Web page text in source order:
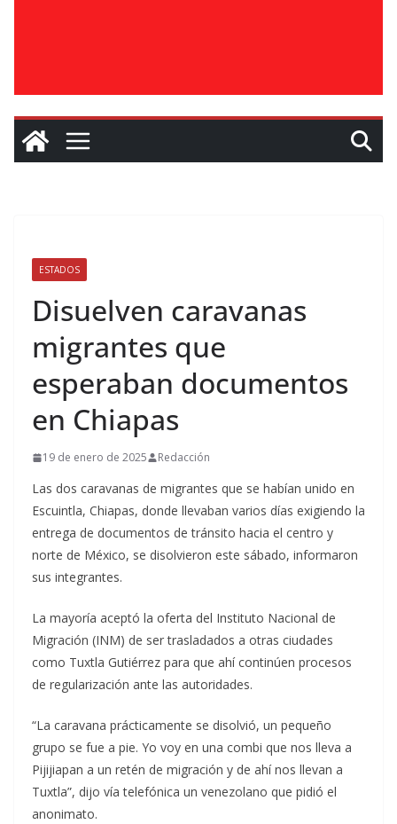
ESTADOS
Disuelven caravanas
migrantes que
esperaban documentos
en Chiapas
19 de enero de 2025 Redacción
Las dos caravanas de migrantes que se habían unido en
Escuintla, Chiapas, donde llevaban varios días exigiendo la
entrega de documentos de tránsito hacia el centro y
norte de México, se disolvieron este sábado, informaron
sus integrantes.
La mayoría aceptó la oferta del Instituto Nacional de
Migración (INM) de ser trasladados a otras ciudades
como Tuxtla Gutiérrez para que ahí continúen procesos
de regularización ante las autoridades.
“La caravana prácticamente se disolvió, un pequeño
grupo se fue a pie. Yo voy en una combi que nos lleva a
Pijijiapan a un retén de migración y de ahí nos llevan a
Tuxtla”, dijo vía telefónica un venezolano que pidió el
anonimato.